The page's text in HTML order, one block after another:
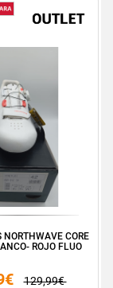
CORE
ROJO FLUO
129,99€